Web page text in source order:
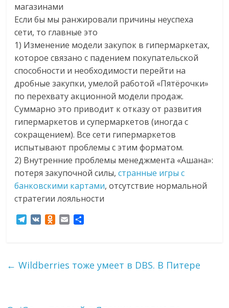
магазинами
Если бы мы ранжировали причины неуспеха
сети, то главные это
1) Изменение модели закупок в гипермаркетах,
которое связано с падением покупательской
способности и необходимости перейти на
дробные закупки, умелой работой «Пятёрочки»
по перехвату акционной модели продаж.
Суммарно это приводит к отказу от развития
гипермаркетов и супермаркетов (иногда с
сокращением). Все сети гипермаркетов
испытывают проблемы с этим форматом.
2) Внутренние проблемы менеджмента «Ашана»:
потеря закупочной силы,странные игры с
банковскими картами, отсутствие нормальной
стратегии лояльности
T
g
r
V
O
k
E
в
← Wildberries тоже умеет в DBS. В Питере